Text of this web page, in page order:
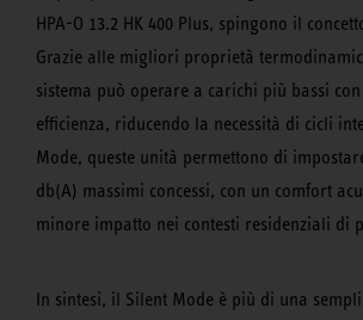
HPA-O 13.2 HK 400 Plus, spingono il
Grazie alle migliori proprietà
sistema può operare a carichi più bassi
efficienza, riducendo la necessità di cicli
Mode, queste unità permettono di
db(A) massimi concessi, con un comfort
minore impatto nei contesti residenziali di
In sintesi, il Silent Mode è più di una